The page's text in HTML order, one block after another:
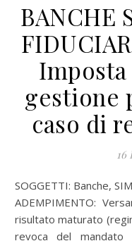
BANCHE
gestione
caso di
16
SOGGETTI: Banche,
ADEMPIMENTO:
risultato maturato
revoca del